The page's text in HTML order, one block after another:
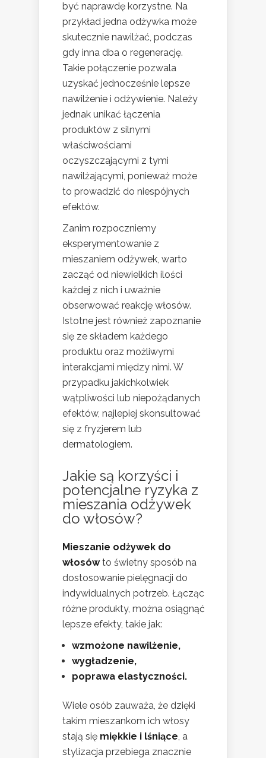
być naprawdę korzystne. Na
przykład jedna odżywka może
skutecznie nawilżać, podczas
gdy inna dba o regenerację.
Takie połączenie pozwala
uzyskać jednocześnie lepsze
nawilżenie i odżywienie. Należy
jednak unikać łączenia
produktów z silnymi
właściwościami
oczyszczającymi z tymi
nawilżającymi, ponieważ może
to prowadzić do niespójnych
efektów.
Zanim rozpoczniemy
eksperymentowanie z
mieszaniem odżywek, warto
zacząć od niewielkich ilości
każdej z nich i uważnie
obserwować reakcję włosów.
Istotne jest również zapoznanie
się ze składem każdego
produktu oraz możliwymi
interakcjami między nimi. W
przypadku jakichkolwiek
wątpliwości lub niepożądanych
efektów, najlepiej skonsultować
się z fryzjerem lub
dermatologiem.
Jakie są korzyści i
potencjalne ryzyka z
mieszania odżywek
do włosów?
Mieszanie odżywek do
włosówto świetny sposób na
dostosowanie pielęgnacji do
indywidualnych potrzeb. Łącząc
różne produkty, można osiągnąć
lepsze efekty, takie jak:
wzmożone nawilżenie,
wygładzenie,
poprawa elastyczności.
Wiele osób zauważa, że dzięki
takim mieszankom ich włosy
stają się miękkie i lśniące, a
stylizacja przebiega znacznie